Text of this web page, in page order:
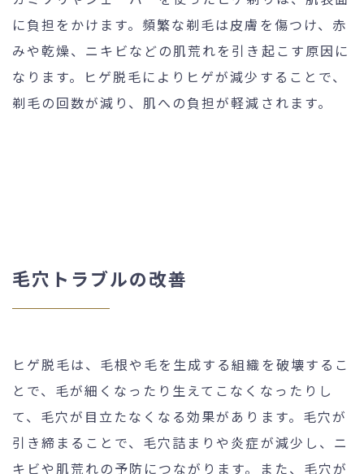
に負担をかけます。頻繁な剃毛は皮膚を傷つけ、赤
みや乾燥、ニキビなどの肌荒れを引き起こす原因に
なります。ヒゲ脱毛によりヒゲが減少することで、
剃毛の回数が減り、肌への負担が軽減されます。
毛穴トラブルの改善
ヒゲ脱毛は、毛根や毛を生成する組織を破壊するこ
とで、毛が細くなったり生えてこなくなったりし
て、毛穴が目立たなくなる効果があります。毛穴が
引き締まることで、毛穴詰まりや炎症が減少し、ニ
キビや肌荒れの予防につながります。また、毛穴が